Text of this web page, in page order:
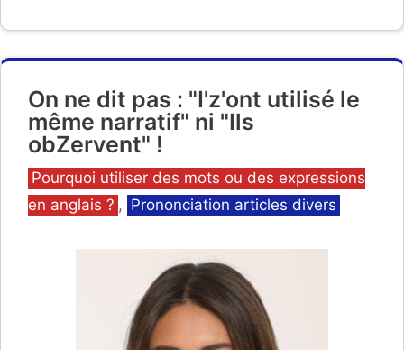
On ne dit pas : "I'z'ont utilisé le
même narratif" ni "Ils
obZervent" !
Catégories
Pourquoi utiliser des mots ou des expressions
en anglais ? , Prononciation articles divers